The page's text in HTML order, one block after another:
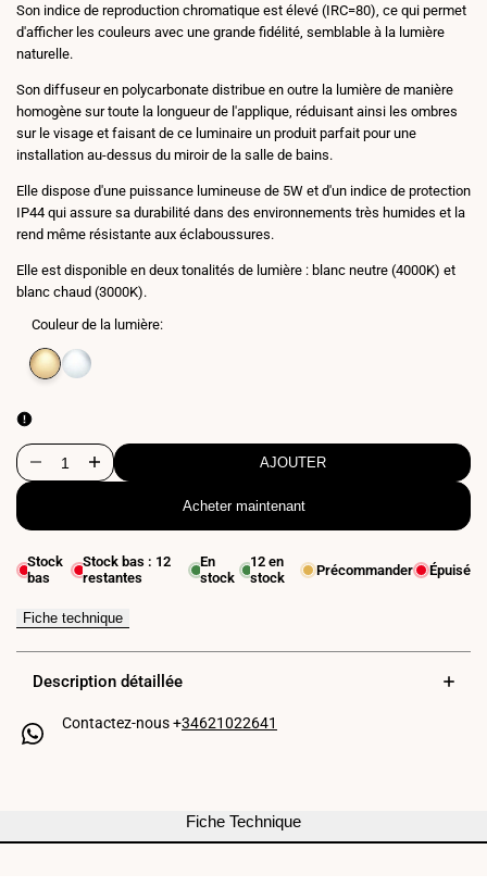
Son indice de reproduction chromatique est élevé (IRC=80), ce qui permet
d'afficher les couleurs avec une grande fidélité, semblable à la lumière
naturelle.
Son diffuseur en polycarbonate distribue en outre la lumière de manière
homogène sur toute la longueur de l'applique, réduisant ainsi les ombres
sur le visage et faisant de ce luminaire un produit parfait pour une
installation au-dessus du miroir de la salle de bains.
Elle dispose d'une puissance lumineuse de 5W et d'un indice de protection
IP44 qui assure sa durabilité dans des environnements très humides et la
rend même résistante aux éclaboussures.
Elle est disponible en deux tonalités de lumière : blanc neutre (4000K) et
blanc chaud (3000K).
Couleur de la lumière:
Variante
Blanc
3000K
pour
Applique
LED
pour
miroir
Augmenter
pour
Applique
LED
pour
miroir
AJOUTER
Acheter maintenant
Stock
bas
Stock bas : 12
restantes
En
stock
12en
stock
Précommander Épuisé
Fiche technique
Description détaillée
Contactez-nous +34621022641
Fiche Technique